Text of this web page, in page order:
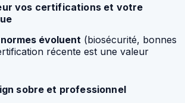
vos certifications et votre
évoluent (biosécurité, bonnes
récente est une valeur
sobre et professionnel